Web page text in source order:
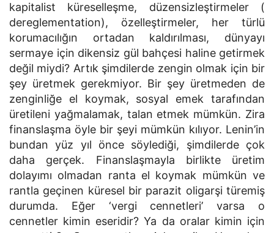
kapitalist küreselleşme, düzensizleştirmeler (
dereglementation), özelleştirmeler, her türlü
korumacılığın ortadan kaldırılması, dünyayı
sermaye için dikensiz gül bahçesi haline getirmek
değil miydi? Artık şimdilerde zengin olmak için bir
şey üretmek gerekmiyor. Bir şey üretmeden de
zenginliğe el koymak, sosyal emek tarafından
üretileni yağmalamak, talan etmek mümkün. Zira
finanslaşma öyle bir şeyi mümkün kılıyor. Lenin’in
bundan yüz yıl önce söylediği, şimdilerde çok
daha gerçek. Finanslaşmayla birlikte üretim
dolayımı olmadan ranta el koymak mümkün ve
rantla geçinen küresel bir parazit oligarşi türemiş
durumda. Eğer ‘vergi cennetleri’ varsa o
cennetler kimin eseridir? Ya da oralar kimin için